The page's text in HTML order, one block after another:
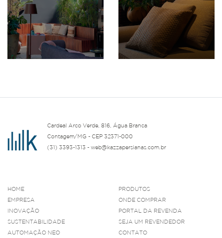
Cardeal Arco Verde, 816, Água Branca
Contagem/MG - CEP 32371-000
(31) 3393-1313 - web@kazzapersianas.com.br
HOME
EMPRESA
INOVAÇÃO
SUSTENTABILIDADE
AUTOMAÇÃO NEO
PRODUTOS
ONDE COMPRAR
PORTAL DA REVENDA
SEJA UM REVENDEDOR
CONTATO